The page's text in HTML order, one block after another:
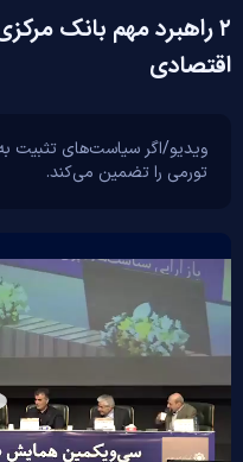
۲ راهبرد مهم بانک
اقتصادی
ویدیو/اگر سیاست‌های تثبیت
تورمی را تضمین می‌کند.